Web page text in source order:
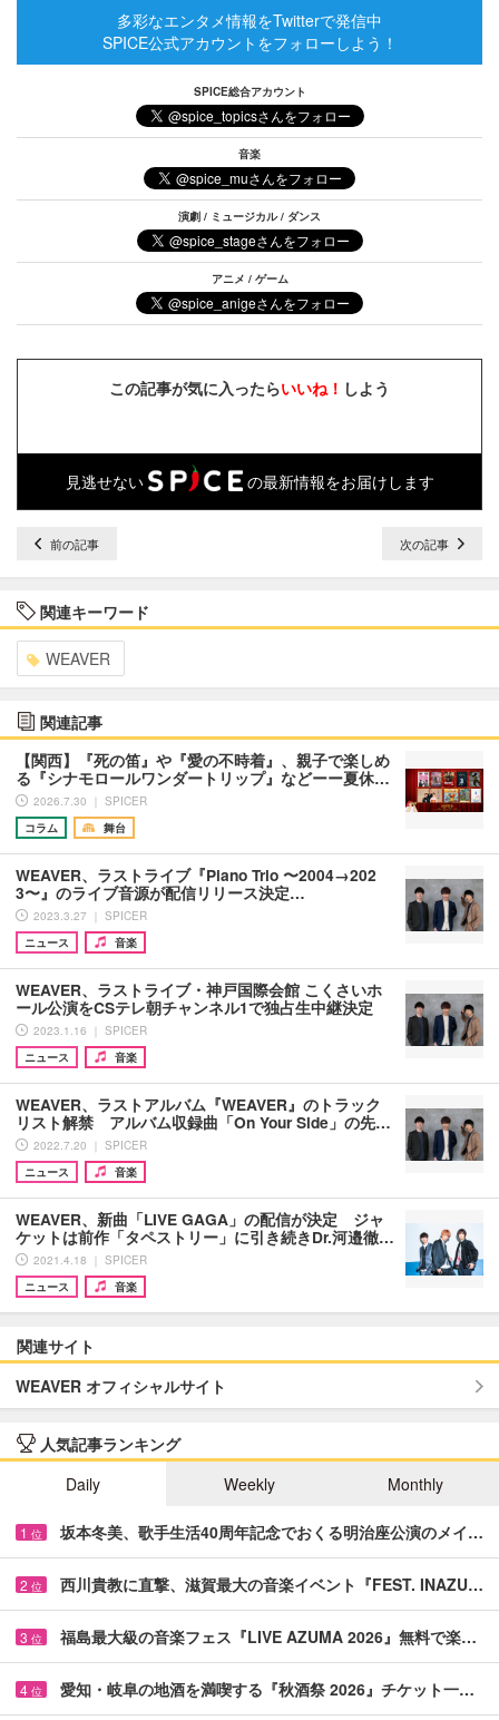
多彩なエンタメ情報をTwitterで発信中
SPICE公式アカウントをフォローしよう！
SPICE総合アカウント
音楽
演劇 / ミュージカル / ダンス
アニメ / ゲーム
この記事が気に入ったらいいね！ しよう
見逃せない の最新情報をお届けします
前の記事 次の記事
関連キーワード
WEAVER
関連記事
【関西】『死の笛』や『愛の不時着』、親子で楽しめ
る『シナモロールワンダートリップ』などーー夏休…
2026.7.30 ｜ SPICER
コラム
舞台
WEAVER、ラストライブ『Piano Trio 〜2004→202
3〜』のライブ音源が配信リリース決定…
2023.3.27 ｜ SPICER
ニュース
音楽
WEAVER、ラストライブ・神戸国際会館 こくさいホ
ール公演をCSテレ朝チャンネル1で独占生中継決定
2023.1.16 ｜ SPICER
ニュース
音楽
WEAVER、ラストアルバム『WEAVER』のトラック
リスト解禁 アルバム収録曲「On Your Side」の先…
2022.7.20 ｜ SPICER
ニュース
音楽
WEAVER、新曲「LIVE GAGA」の配信が決定 ジャ
ケットは前作「タペストリー」に引き続きDr.河邉徹…
2021.4.18 ｜ SPICER
ニュース
音楽
関連サイト
WEAVER オフィシャルサイト
人気記事ランキング
Daily
Weekly Monthly
1 位 坂本冬美、歌手生活40周年記念でおくる明治座公演のメイ…
2 位 西川貴教に直撃、滋賀最大の音楽イベント『FEST. INAZU…
3 位 福島最大級の音楽フェス『LIVE AZUMA 2026』無料で楽…
4 位 愛知・岐阜の地酒を満喫する『秋酒祭 2026』チケット一…